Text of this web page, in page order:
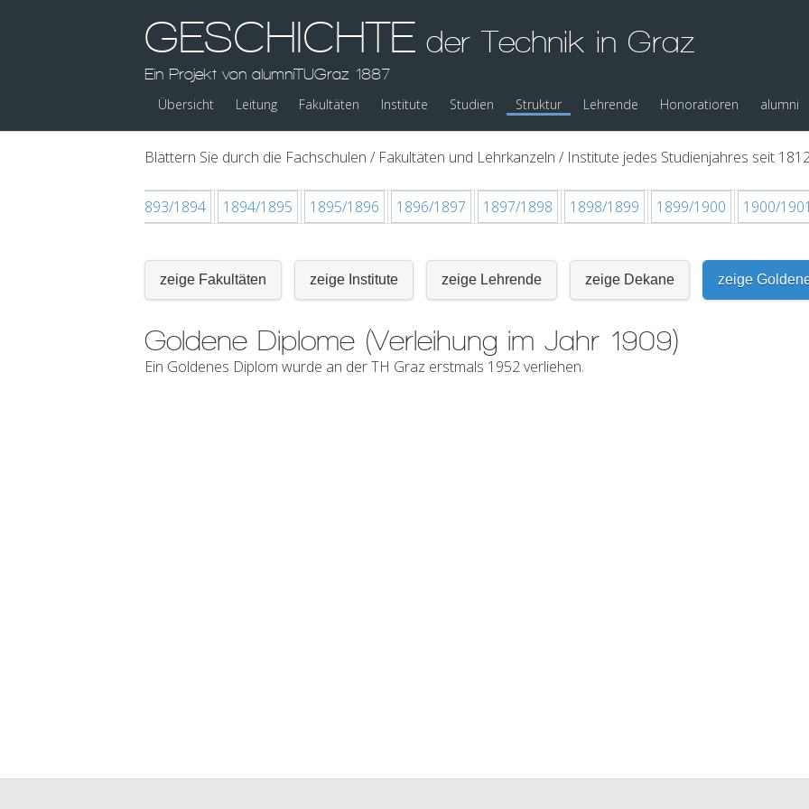
GESCHICHTE der Technik in Graz
Ein Projekt von alumniTUGraz 1887
Übersicht Leitung Fakultäten Institute Studien Struktur Lehrende Honoratioren alumni
Blättern Sie durch die Fachschulen / Fakultäten und Lehrkanzeln / Institute jedes Studienjahres seit
1893/1894 1894/1895 1895/1896 1896/1897 1897/1898 1898/1899 1899/1900 1900/1901
zeige Fakultäten zeige Institute zeige Lehrende zeige Dekane zeige
Goldene Diplome (Verleihung im Jahr 1909)
Ein Goldenes Diplom wurde an der TH Graz erstmals 1952 verliehen.